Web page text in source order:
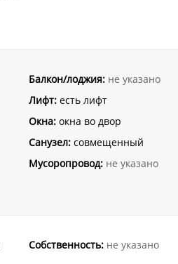
Балкон/лоджия: не указано
Лифт: есть лифт
Окна: окна во двор
Санузел: совмещенный
Мусоропровод: не указано
Собственность: не указано